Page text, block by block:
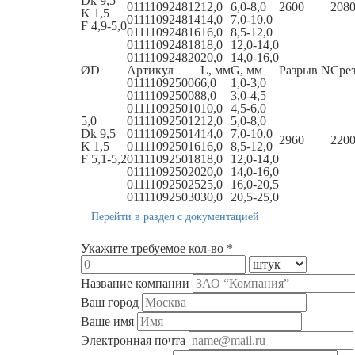
K 1,5
F 4,9-5,0
2600 2080
01111092481212,0 6,0-8,0
01111092481414,0
7,0-10,0
01111092481616,0 8,5-12,0
01111092481818,0
12,0-14,0
01111092482020,0
14,0-16,0
ØD
Артикул L, ммG, мм Разрыв N
5,0
Dk 9,5
K 1,5
F 5,1-5,2
0111109250066,0 1,0-3,0
2960 2200
0111109250088,0
3,0-4,5
01111092501010,0 4,5-6,0
01111092501212,0
5,0-8,0
01111092501414,0
7,0-10,0
01111092501616,0 8,5-12,0
01111092501818,0
12,0-14,0
01111092502020,0
14,0-16,0
01111092502525,0
16,0-20,5
01111092503030,0 20,5-25,0
Перейти в раздел с документацией
Укажите требуемое кол-во *
Название компании
Ваш город
Ваше имя
Электронная почта